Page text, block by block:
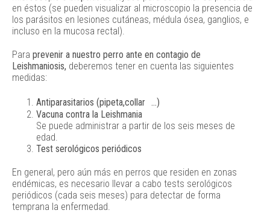
en éstos (se pueden visualizar al microscopio la presencia de
los parásitos en lesiones cutáneas, médula ósea, ganglios, e
incluso en la mucosa rectal).
Para prevenir a nuestro perro ante en contagio de
Leishmaniosis, deberemos tener en cuenta las siguientes
medidas:
Antiparasitarios (pipeta,collar …)
Vacuna contra la Leishmania
Se puede administrar a partir de los seis meses de
edad.
Test serológicos periódicos
En general, pero aún más en perros que residen en zonas
endémicas, es necesario llevar a cabo tests serológicos
periódicos (cada seis meses) para detectar de forma
temprana la enfermedad.